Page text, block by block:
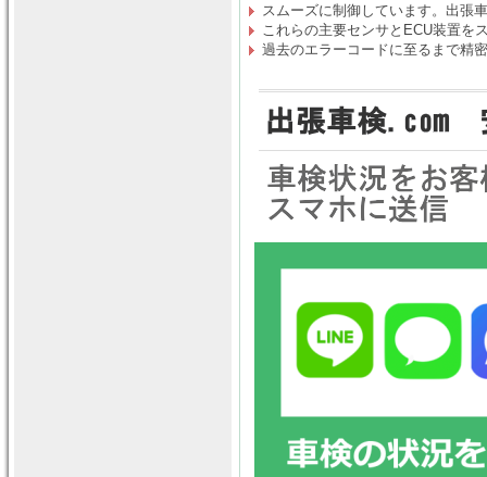
スムーズに制御しています。出張
これらの主要センサとECU装置を
過去のエラーコードに至るまで精